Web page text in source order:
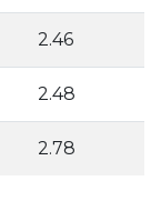
2.46
2.48
2.78